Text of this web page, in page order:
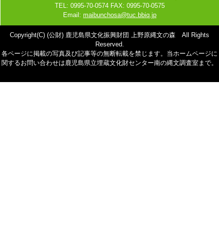
TEL: 0995-70-0574 FAX: 0995-70-0575
Email: maibunchosa@tuc.bbiq.jp
Copyright(C) (公財) 鹿児島県文化振興財団 上野原縄文の森 All Rights
Reserved.
各ページに掲載の写真及び記事等の無断転載を禁じます。当ホームページに
関するお問い合わせは鹿児島県立埋蔵文化財センター南の縄文調査室まで。